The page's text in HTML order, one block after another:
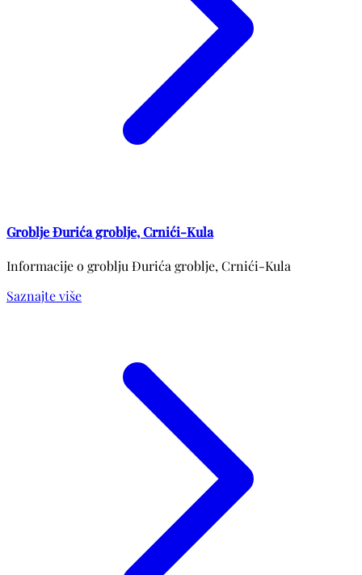
Groblje Đurića groblje, Crnići-Kula
Informacije o groblju Đurića groblje, Crnići-Kula
Saznajte više